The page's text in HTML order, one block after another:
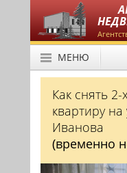
МЕНЮ
Как снять
квартиру на
Иванова
(временно